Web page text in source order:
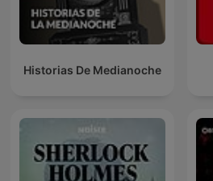
Historias De Medianoche